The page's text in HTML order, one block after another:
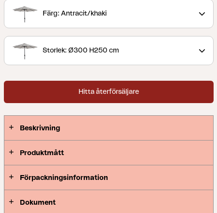
Färg: Antracit/khaki
Storlek: Ø300 H250 cm
Hitta återförsäljare
Beskrivning
Produktmått
Förpackningsinformation
Dokument